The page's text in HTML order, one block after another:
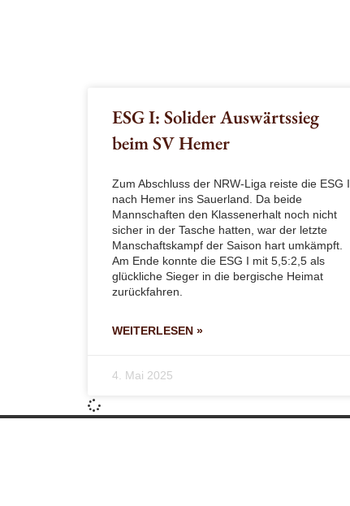
ESG I: Solider Auswärtssieg
beim SV Hemer
Zum Abschluss der NRW-Liga reiste die ESG I
nach Hemer ins Sauerland. Da beide
Mannschaften den Klassenerhalt noch nicht
sicher in der Tasche hatten, war der letzte
Manschaftskampf der Saison hart umkämpft.
Am Ende konnte die ESG I mit 5,5:2,5 als
glückliche Sieger in die bergische Heimat
zurückfahren.
WEITERLESEN »
4. Mai 2025